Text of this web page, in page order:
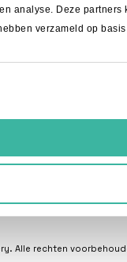
analyse. Deze
verzameld op
9,5 / 10
Alle rechten